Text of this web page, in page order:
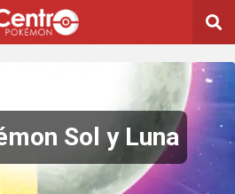
Sol y Luna